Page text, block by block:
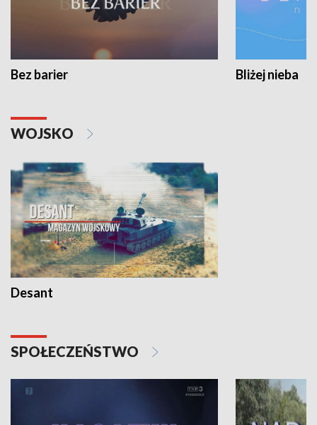
Bez barier Bliżej nieba
WOJSKO
Desant
SPOŁECZEŃSTWO